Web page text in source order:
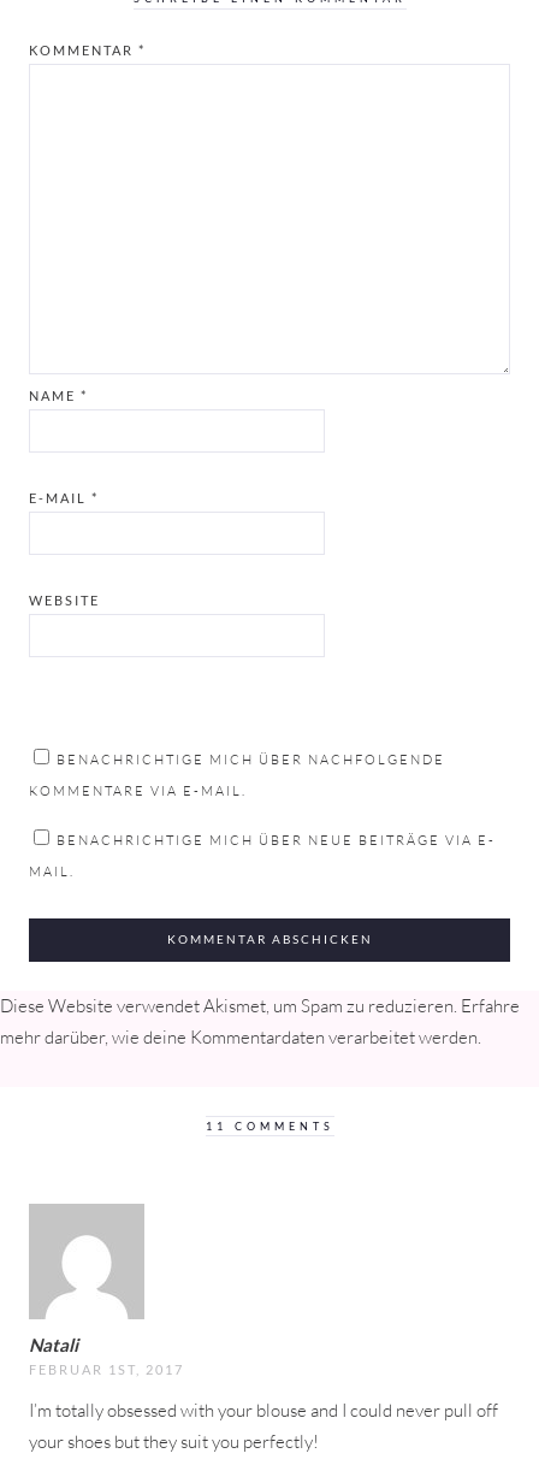
KOMMENTAR *
NAME *
E-MAIL *
WEBSITE
BENACHRICHTIGE MICH ÜBER NACHFOLGENDE
KOMMENTARE VIA E-MAIL.
BENACHRICHTIGE MICH ÜBER NEUE BEITRÄGE VIA E-
MAIL.
Diese Website verwendet Akismet, um Spam zu reduzieren. Erfahre
mehr darüber, wie deine Kommentardaten verarbeitet werden.
11 COMMENTS
Natali
FEBRUAR 1ST, 2017
I’m totally obsessed with your blouse and I could never pull off
your shoes but they suit you perfectly!